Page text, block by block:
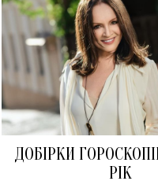
ДОБІРКИ
РІК